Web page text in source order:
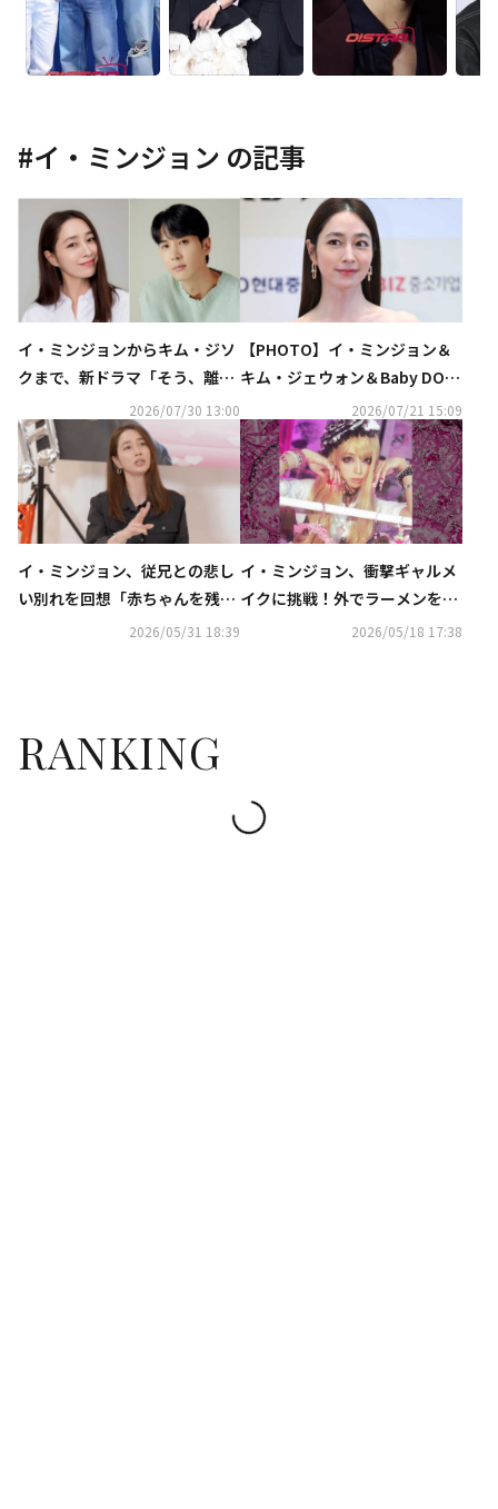
#イ・ミンジョン の記事
イ・ミンジョンからキム・ジソ
クまで、新ドラマ「そう、離婚
しよう」に出演決定2026/07/30 13:00
【PHOTO】イ・ミンジョン＆
キム・ジェウォン＆Baby DON
T Cryら「2026 放送広告フェス
ティバル」レッドカーペットに
出席
2026/07/21 15:09
イ・ミンジョン、従兄との悲し
い別れを回想「赤ちゃんを残し
て天国へ行った」（動画あり）
2026/05/31 18:39
イ・ミンジョン、衝撃ギャルメ
イクに挑戦！外でラーメンを食
べる姿も「誰にも気づかれな
2026/05/18 17:38
RANKING